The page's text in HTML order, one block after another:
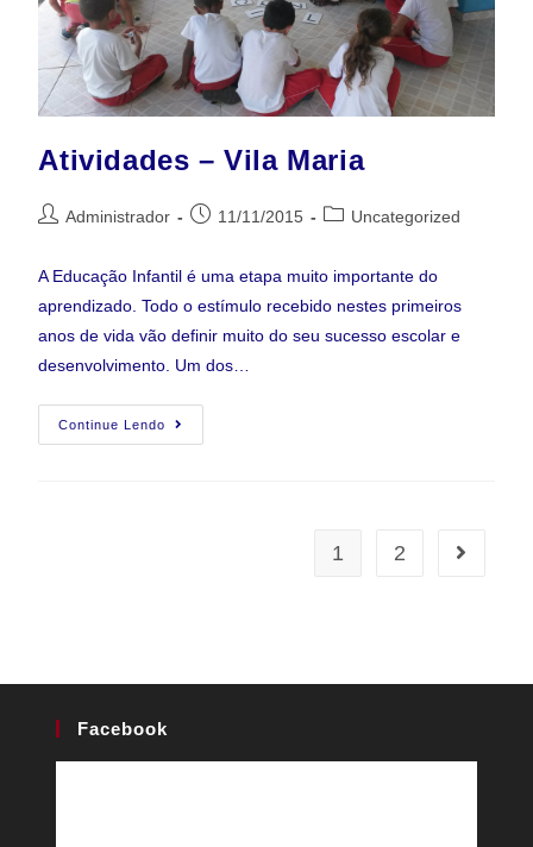
Atividades – Vila Maria
Administrador 11/11/2015 Uncategorized
A Educação Infantil é uma etapa muito importante do
aprendizado. Todo o estímulo recebido nestes primeiros
anos de vida vão definir muito do seu sucesso escolar e
desenvolvimento. Um dos…
Continue Lendo
1 2
Facebook